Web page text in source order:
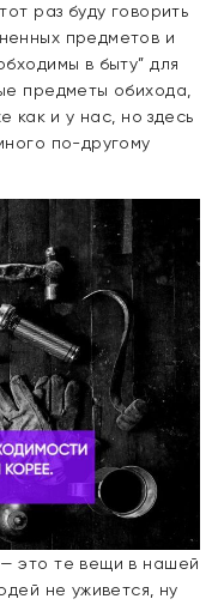
раз буду говорить
предметов и
в быту” для
предметы обихода,
как и у нас, но здесь
по-другому
это те вещи в нашей
не уживется, ну